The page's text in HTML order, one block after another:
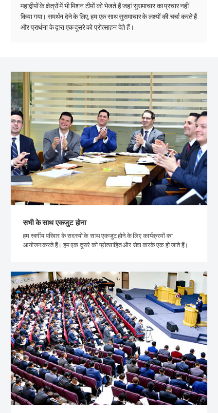
महाद्वीपों के क्षेत्रों में भी मिशन टीमों को भेजते हैं जहां सुसमाचार का प्रचार नहीं
किया गया। समर्थन देने के लिए, हम एक साथ सुसमाचार के लक्ष्यों की चर्चा करते हैं
और प्रार्थना के द्वारा एक दूसरे को प्रोत्साहन देते हैं।
सभी के साथ एकजुट होना
हम स्वर्गीय परिवार के सदस्यों के साथ एकजुट होने के लिए कार्यक्रमों का
आयोजन करते हैं। हम एक दूसरे को प्रोत्साहित और सेवा करके एक हो जाते हैं।